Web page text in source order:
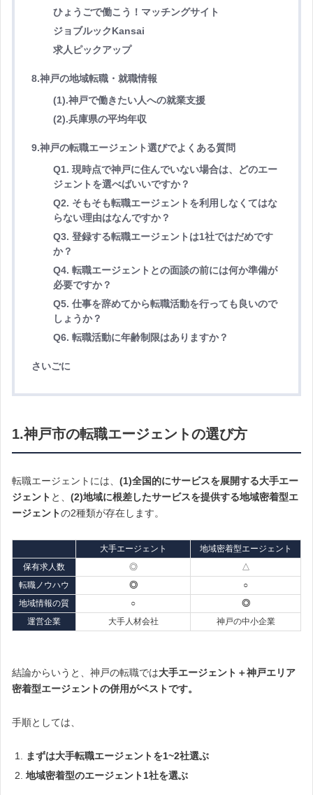
ひょうごで働こう！マッチングサイト
ジョブルックKansai
求人ピックアップ
8.神戸の地域転職・就職情報
(1).神戸で働きたい人への就業支援
(2).兵庫県の平均年収
9.神戸の転職エージェント選びでよくある質問
Q1. 現時点で神戸に住んでいない場合は、どのエー
ジェントを選べばいいですか？
Q2. そもそも転職エージェントを利用しなくてはな
らない理由はなんですか？
Q3. 登録する転職エージェントは1社ではだめです
か？
Q4. 転職エージェントとの面談の前には何か準備が
必要ですか？
Q5. 仕事を辞めてから転職活動を行っても良いので
しょうか？
Q6. 転職活動に年齢制限はありますか？
さいごに
1.神戸市の転職エージェントの選び方
転職エージェントには、 (1)全国的にサービスを展開する大手エー
ジェント と、 (2)地域に根差したサービスを提供する地域密着型エ
ージェントの2種類が存在します。
大手エージェント
地域密着型エージェント
保有求人数
◎
△
転職ノウハウ
◎
○
地域情報の質
○
◎
運営企業
大手人材会社 神戸の中小企業
結論からいうと、神戸の転職では大手エージェント＋神戸エリア
密着型エージェントの併用がベストです。
手順としては、
まずは大手転職エージェントを1~2社選ぶ
地域密着型のエージェント1社を選ぶ